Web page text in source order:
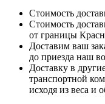
Стоимость
Стоимость
от границы
Доставим ваш
до приезда наш
Доставку в
транспортной
исходя из веса и